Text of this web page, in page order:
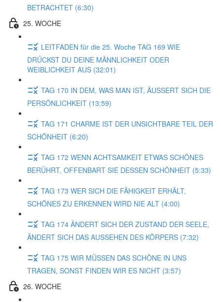
BETRACHTET (6:30)
25. WOCHE
LEITFADEN für die 25. Woche TAG 169 WIE
DRÜCKST DU DEINE MÄNNLICHKEIT ODER
WEIBLICHKEIT AUS (32:01)
TAG 170 IN DEM, WAS MAN IST, ÄUSSERT SICH DIE
PERSÖNLICHKEIT (13:59)
TAG 171 CHARME IST DER UNSICHTBARE TEIL DER
SCHÖNHEIT (6:20)
TAG 172 WENN ACHTSAMKEIT ETWAS SCHÖNES
BERÜHRT, OFFENBART SIE DESSEN SCHÖNHEIT (5:33)
TAG 173 WER SICH DIE FÄHIGKEIT ERHÄLT,
SCHÖNES ZU ERKENNEN WIRD NIE ALT (4:00)
TAG 174 ÄNDERT SICH DER ZUSTAND DER SEELE,
ÄNDERT SICH DAS AUSSEHEN DES KÖRPERS (7:32)
TAG 175 WIR MÜSSEN DAS SCHÖNE IN UNS
TRAGEN, SONST FINDEN WIR ES NICHT (3:57)
26. WOCHE